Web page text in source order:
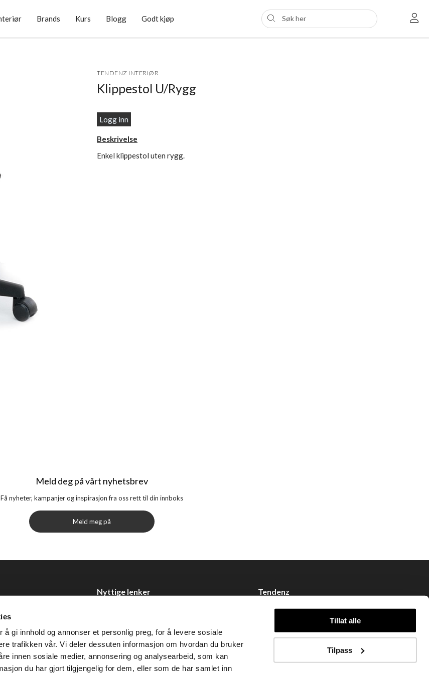
gi innhold og annonser et personlig preg, for å levere sosiale
trafikken vår. Vi deler dessuten informasjon om hvordan du bruker
innen sosiale medier, annonsering og analysearbeid, som kan
du har gjort tilgjengelig for dem, eller som de har samlet inn
Tillat alle
Tilpass
Brands Kurs Blogg Godt kjøp
TENDENZ INTERIØR
Klippestol U/Rygg
Logg inn
Beskrivelse
Enkel klippestol uten rygg.
Meld deg på vårt nyhetsbrev
Få nyheter, kampanjer og inspirasjon fra oss rett til din innboks
Meld meg på
Nyttige lenker
Åpenhetsloven
Tendenz
Handle hos oss